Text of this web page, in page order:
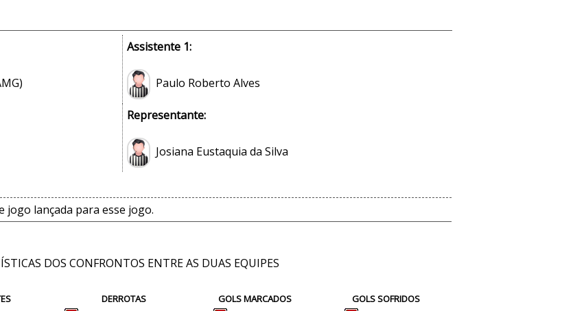
Assistente 1:
Paulo Roberto Alves
Representante:
Josiana Eustaquia da Silva
jogo lançada para esse jogo.
DOS CONFRONTOS ENTRE AS DUAS EQUIPES
DERROTAS GOLS MARCADOS GOLS SOFRIDOS